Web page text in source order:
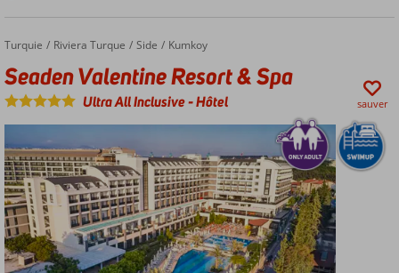
Adult:
minimum
16 ans
Accueil
Turquie Riviera Turque Side Kumkoy
Seaden Valentine Resort & Spa
Seaden Valentine Resort & Spa
Ultra All Inclusive-Hôtel sauver